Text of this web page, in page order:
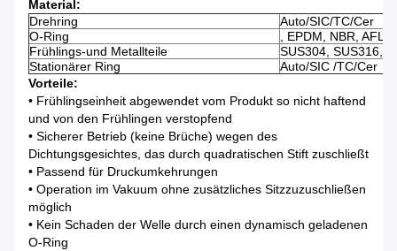
Material:
Drehring
Auto/SIC/TC/Cer
O-Ring
, EPDM, NBR,
Frühlings-und Metallteile
SUS304, SUS316,
Stationärer Ring
Auto/SIC /TC/Cer
Vorteile:
• Frühlingseinheit abgewendet vom Produkt so nicht haftend
und von den Frühlingen verstopfend
• Sicherer Betrieb (keine Brüche) wegen des
Dichtungsgesichtes, das durch quadratischen Stift zuschließt
• Passend für Druckumkehrungen
• Operation im Vakuum ohne zusätzliches Sitzzuzuschließen
möglich
• Kein Schaden der Welle durch einen dynamisch geladenen
O-Ring